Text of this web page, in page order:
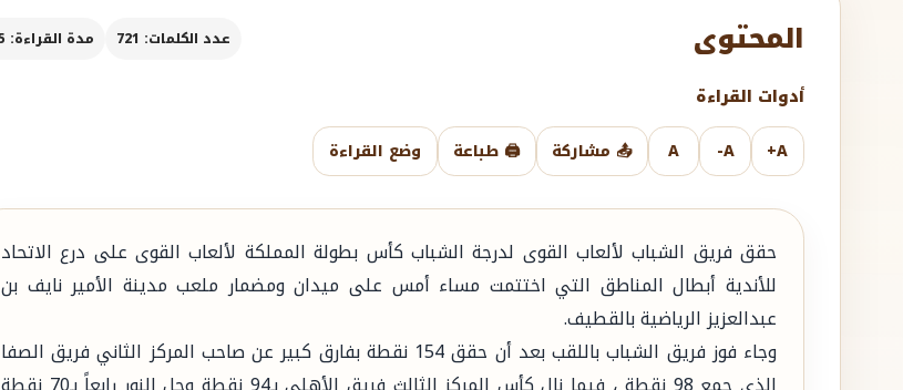
المحتوى عدد الكلمات: 721 مدة القراءة: 5 د
أدوات القراءة
A+
A-
A 📤 مشاركة 🖨️ طباعة وضع القراءة
حقق فريق الشباب لألعاب القوى لدرجة الشباب كأس بطولة المملكة لألعاب القوى على درع الاتحاد
للأندية أبطال المناطق التي اختتمت مساء أمس على ميدان ومضمار ملعب مدينة الأمير نايف بن
عبدالعزيز الرياضية بالقطيف.
وجاء فوز فريق الشباب باللقب بعد أن حقق 154 نقطة بفارق كبير عن صاحب المركز الثاني فريق الصفا